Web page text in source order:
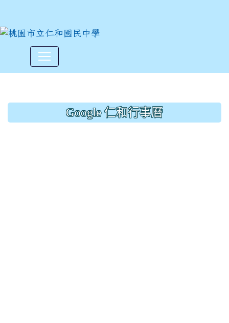
Google 仁和行事曆